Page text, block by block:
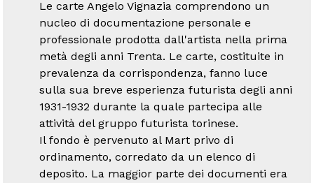
Le carte Angelo Vignazia comprendono un
nucleo di documentazione personale e
professionale prodotta dall'artista nella prima
metà degli anni Trenta. Le carte, costituite in
prevalenza da corrispondenza, fanno luce
sulla sua breve esperienza futurista degli anni
1931-1932 durante la quale partecipa alle
attività del gruppo futurista torinese.
Il fondo è pervenuto al Mart privo di
ordinamento, corredato da un elenco di
deposito. La maggior parte dei documenti era